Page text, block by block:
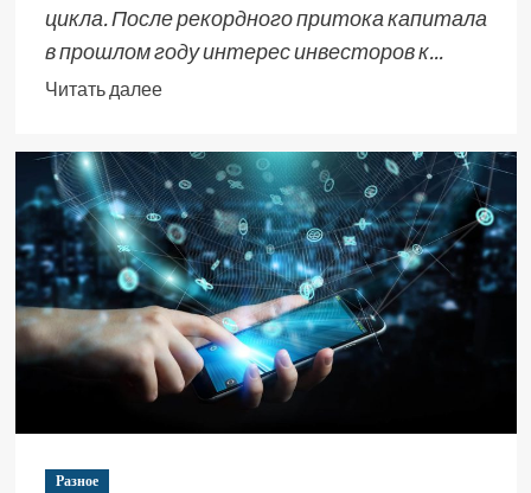
цикла. После рекордного притока капитала
в прошлом году интерес инвесторов к...
Читать далее
Разное